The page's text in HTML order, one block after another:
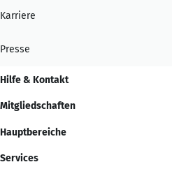
Karriere
Presse
Hilfe & Kontakt
Mitgliedschaften
Hauptbereiche
Services